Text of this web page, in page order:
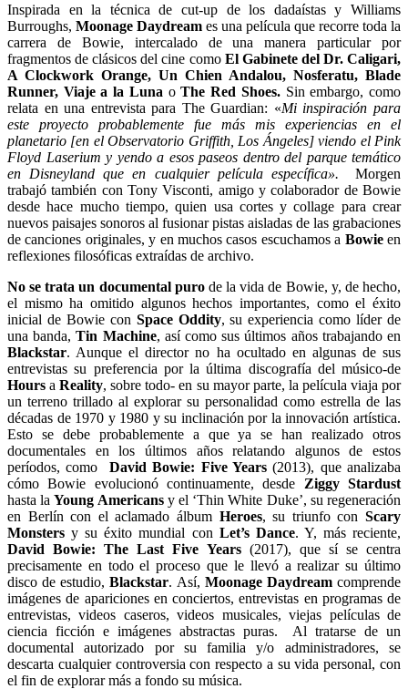
Inspirada en la técnica de cut-up de los dadaístas y Williams
Burroughs, Moonage Daydream es una película que recorre toda la
carrera de Bowie, intercalado de una manera particular por
fragmentos de clásicos del cine como El Gabinete del Dr. Caligari,
A Clockwork Orange, Un Chien Andalou, Nosferatu, Blade
Runner, Viaje a la Luna oThe Red Shoes.Sin embargo, como
relata en una entrevista para The Guardian: «Mi inspiración para
este proyecto probablemente fue más mis experiencias en el
planetario [en el Observatorio Griffith, Los Ángeles] viendo el Pink
Floyd Laserium y yendo a esos paseos dentro del parque temático
en Disneyland que en cualquier película específica». Morgen
trabajó también con Tony Visconti, amigo y colaborador de Bowie
desde hace mucho tiempo, quien usa cortes y collage para crear
nuevos paisajes sonoros al fusionar pistas aisladas de las grabaciones
de canciones originales, y en muchos casos escuchamos a Bowieen
reflexiones filosóficas extraídas de archivo.
No se trata un documental purode la vida de Bowie, y, de hecho,
el mismo ha omitido algunos hechos importantes, como el éxito
inicial de Bowie con Space Oddity, su experiencia como líder de
una banda,Tin Machine, así como sus últimos años trabajando en
Blackstar. Aunque el director no ha ocultado en algunas de sus
entrevistas su preferencia por la última discografía del músico-de
Hours aReality, sobre todo- en su mayor parte, la película viaja por
un terreno trillado al explorar su personalidad como estrella de las
décadas de 1970 y 1980 y su inclinación por la innovación artística.
Esto se debe probablemente a que ya se han realizado otros
documentales en los últimos años relatando algunos de estos
períodos, como David Bowie: Five Years (2013), que analizaba
cómo Bowie evolucionó continuamente, desde Ziggy Stardust
hasta laYoung Americansy el ‘Thin White Duke’, su regeneración
en Berlín con el aclamado álbum Heroes, su triunfo conScary
Monsters y su éxito mundial con Let’s Dance. Y, más reciente,
David Bowie: The Last Five Years(2017), que sí se centra
precisamente en todo el proceso que le llevó a realizar su último
disco de estudio,Blackstar. Así, Moonage Daydreamcomprende
imágenes de apariciones en conciertos, entrevistas en programas de
entrevistas, videos caseros, videos musicales, viejas películas de
ciencia ficción e imágenes abstractas puras. Al tratarse de un
documental autorizado por su familia y/o administradores, se
descarta cualquier controversia con respecto a su vida personal, con
el fin de explorar más a fondo su música.